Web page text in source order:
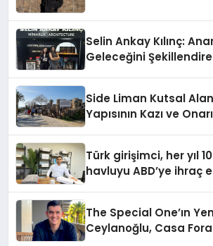
Selin Ankay Kılınç:
Geleceğini
Side Liman Kutsal
Yapısının Kazı ve
Türk girişimci, her yıl
havluyu ABD’ye ihraç
The Special One’ın
Ceylanoğlu, Casa